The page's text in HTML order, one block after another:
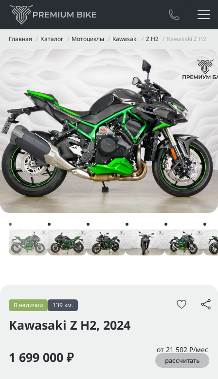
Главная Каталог Мотоциклы Kawasaki Z H2 Kawasaki Z H2
Kawasaki Z H2, 2024
В наличии 139 км.
1 699 000 ₽ от 21 502 ₽/мес
рассчитать